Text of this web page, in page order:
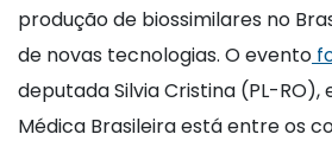
produção de biossimilares no
de novas tecnologias. O evento
deputada Silvia Cristina (PL-RO),
Médica Brasileira está entre os